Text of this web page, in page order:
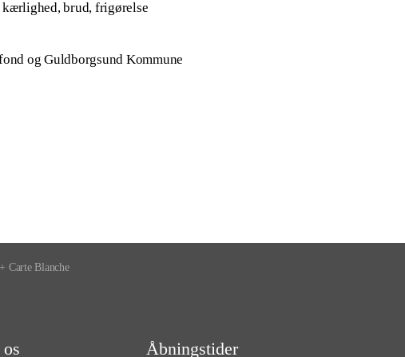
kærlighed, brud, frigørelse
og Guldborgsund Kommune
Carte Blanche
Åbningstider